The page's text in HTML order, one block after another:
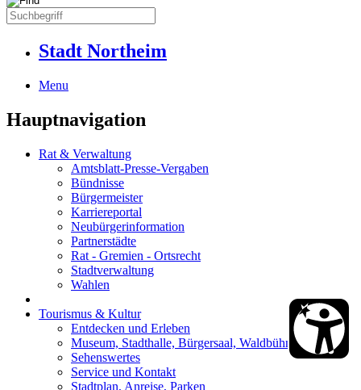
Stadt Northeim
Menu
Hauptnavigation
Rat & Verwaltung
Amtsblatt-Presse-Vergaben
Bündnisse
Bürgermeister
Karriereportal
Neubürgerinformation
Partnerstädte
Rat - Gremien - Ortsrecht
Stadtverwaltung
Wahlen
Tourismus & Kultur
Entdecken und Erleben
Museum, Stadthalle, Bürgersaal, Waldbühne
Sehenswertes
Service und Kontakt
Stadtplan, Anreise, Parken